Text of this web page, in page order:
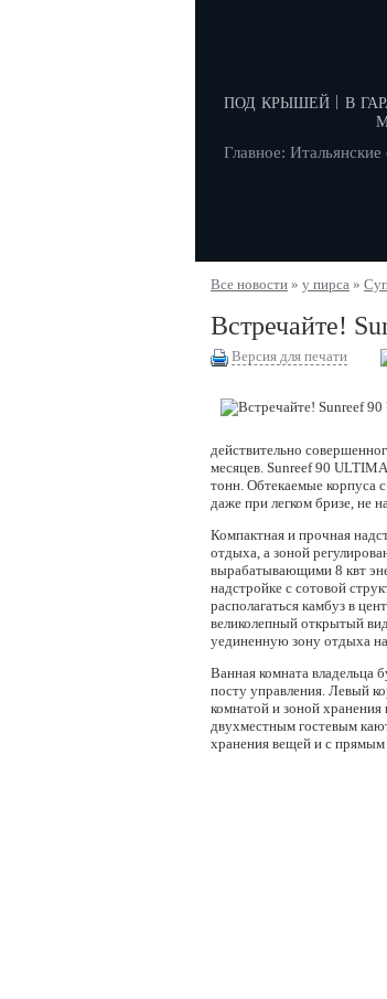
под крышей в
Главное:
Все новости » у пирса »
Встречайте!
Версия для печати
действительно
месяцев. Sunreef 90
тонн. Обтекаемые корпуса
даже при легком бризе, не
Компактная и прочная
отдыха, а зоной
вырабатывающими 8 квт
надстройке с сотовой
располагаться камбуз в
великолепный открытый
уединенную зону отдыха
Ванная комната владельца
посту управления. Левый
комнатой и зоной
двухместным гостевым
хранения вещей и с прямым